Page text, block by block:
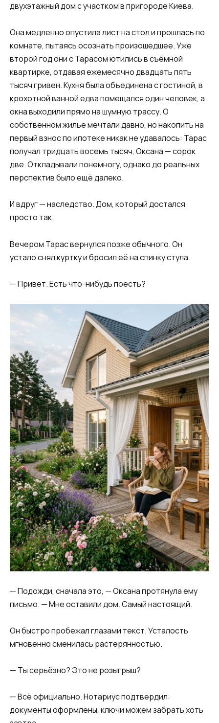
двухэтажный дом с участком в пригороде Киева.
Она медленно опустила лист на стол и прошлась по
комнате, пытаясь осознать произошедшее. Уже
второй год они с Тарасом ютились в съёмной
квартирке, отдавая ежемесячно двадцать пять
тысяч гривен. Кухня была объединена с гостиной, в
крохотной ванной едва помещался один человек, а
окна выходили прямо на шумную трассу. О
собственном жилье мечтали давно, но накопить на
первый взнос по ипотеке никак не удавалось: Тарас
получал тридцать восемь тысяч, Оксана — сорок
две. Откладывали понемногу, однако до реальных
перспектив было ещё далеко.
И вдруг — наследство. Дом, который достался
просто так.
Вечером Тарас вернулся позже обычного. Он
устало снял куртку и бросил её на спинку стула.
— Привет. Есть что-нибудь поесть?
— Подожди, сначала это, — Оксана протянула ему
письмо. — Мне оставили дом. Самый настоящий.
Он быстро пробежал глазами текст. Усталость
мгновенно сменилась растерянностью.
— Ты серьёзно? Это не розыгрыш?
— Всё официально. Нотариус подтвердил:
документы оформлены, ключи можем забрать хоть